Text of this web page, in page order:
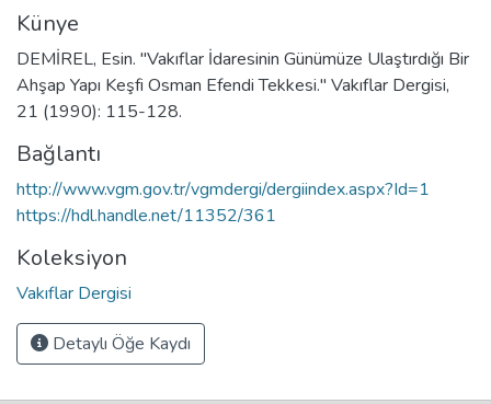
Künye
DEMİREL, Esin. "Vakıflar İdaresinin Günümüze Ulaştırdığı Bir
Ahşap Yapı Keşfi Osman Efendi Tekkesi." Vakıflar Dergisi,
21 (1990): 115-128.
Bağlantı
http://www.vgm.gov.tr/vgmdergi/dergiindex.aspx?Id=1
https://hdl.handle.net/11352/361
Koleksiyon
Vakıflar Dergisi
Detaylı Öğe Kaydı